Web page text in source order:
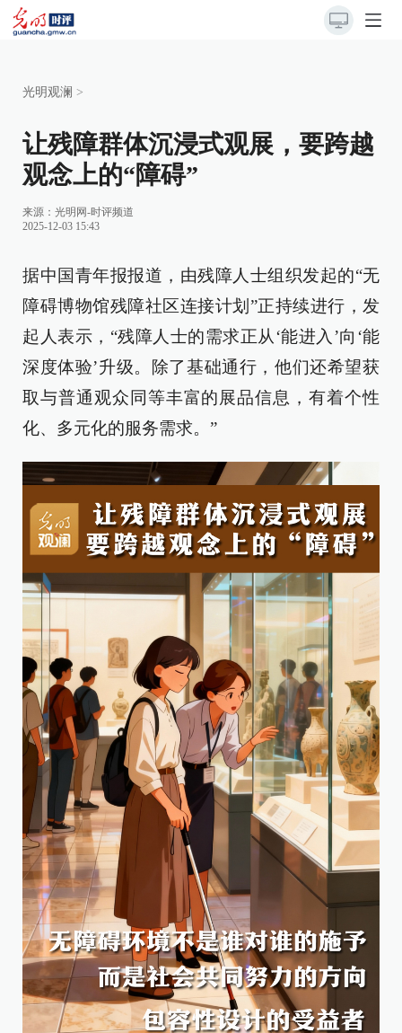
光明观澜 >
让残障群体沉浸式观展，要跨越
观念上的“障碍”
来源： 光明网-时评频道
2025-12-03 15:43
据中国青年报报道，由残障人士组织发起的“无
障碍博物馆残障社区连接计划”正持续进行，发
起人表示，“残障人士的需求正从‘能进入’向‘能
深度体验’升级。除了基础通行，他们还希望获
取与普通观众同等丰富的展品信息，有着个性
化、多元化的服务需求。”